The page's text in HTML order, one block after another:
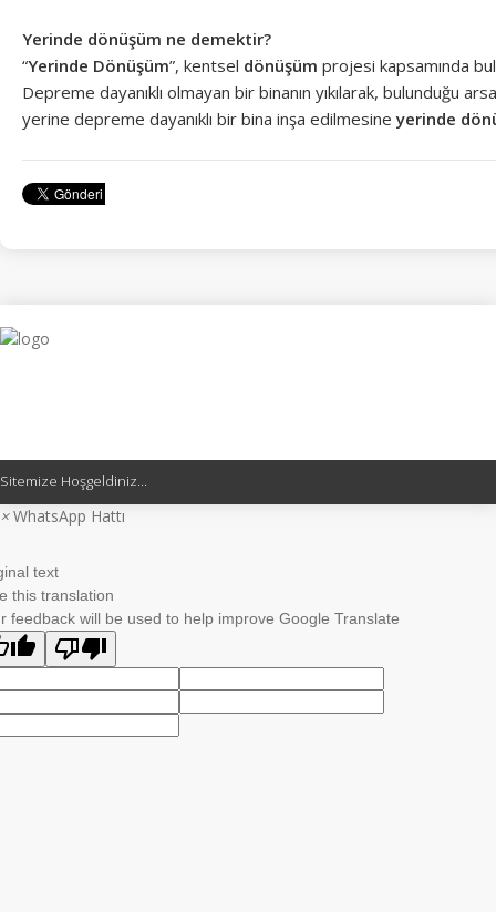
Yerinde dönüşüm ne demektir?
“Yerinde Dönüşüm”, kentsel dönüşüm projesi kapsamında
Depreme dayanıklı olmayan bir binanın yıkılarak, bulunduğu
yerine depreme dayanıklı bir bina inşa edilmesineyerinde
Sitemize Hoşgeldiniz...
× WhatsApp Hattı
text
this translation
feedback will be used to help improve Google Translate